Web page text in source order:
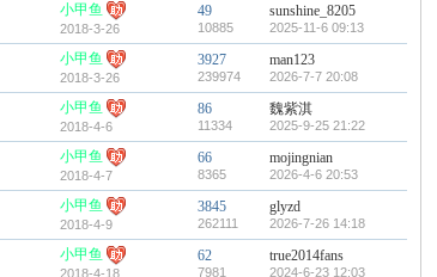
小甲鱼
2018-3-26
49
10885
sunshine_8205
2025-11-6 09:13
小甲鱼
2018-3-26
3927
239974
man123
2026-7-7 20:08
小甲鱼
2018-4-6
86
11334
魏紫淇
2025-9-25 21:22
小甲鱼
2018-4-7
66
8365
mojingnian
2026-4-6 20:53
小甲鱼
2018-4-9
3845
262111
glyzd
2026-7-26 14:18
小甲鱼
2018-4-18
62
7981
true2014fans
2024-6-23 12:03